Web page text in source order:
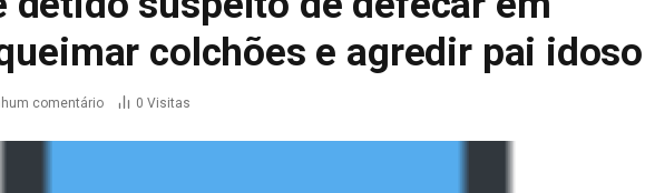
colchões e agredir pai idoso
comentário 0 Visitas